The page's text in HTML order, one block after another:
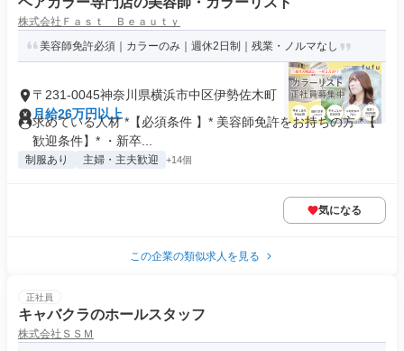
株式会社Ｆａｓｔ Ｂｅａｕｔｙ
美容師免許必須｜カラーのみ｜週休2日制｜残業・ノルマなし
〒231-0045神奈川県横浜市中区伊勢佐木町
月給26万円以上
求めている人材 *【必須条件 】* 美容師免許をお持ちの方 *【
歓迎条件】* ・新卒...
制服あり 主婦・主夫歓迎 +14個
気になる
この企業の類似求人を見る
正社員
キャバクラのホールスタッフ
株式会社ＳＳＭ